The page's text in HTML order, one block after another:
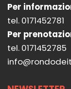
Per
tel. 0171452781
Per
tel. 0171452785